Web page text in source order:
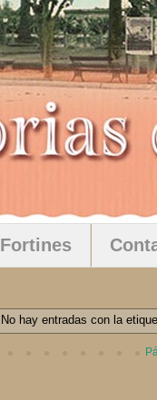
Fortines
No hay entradas con la